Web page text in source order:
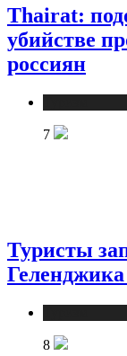
Thairat:
убийстве
россиян
7
Туристы
8